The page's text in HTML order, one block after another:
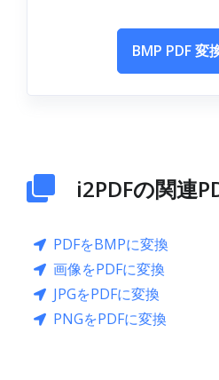
BMP PDF 変
i2PDFの関連
PDFをBMPに変換
画像をPDFに変換
JPGをPDFに変換
PNGをPDFに変換